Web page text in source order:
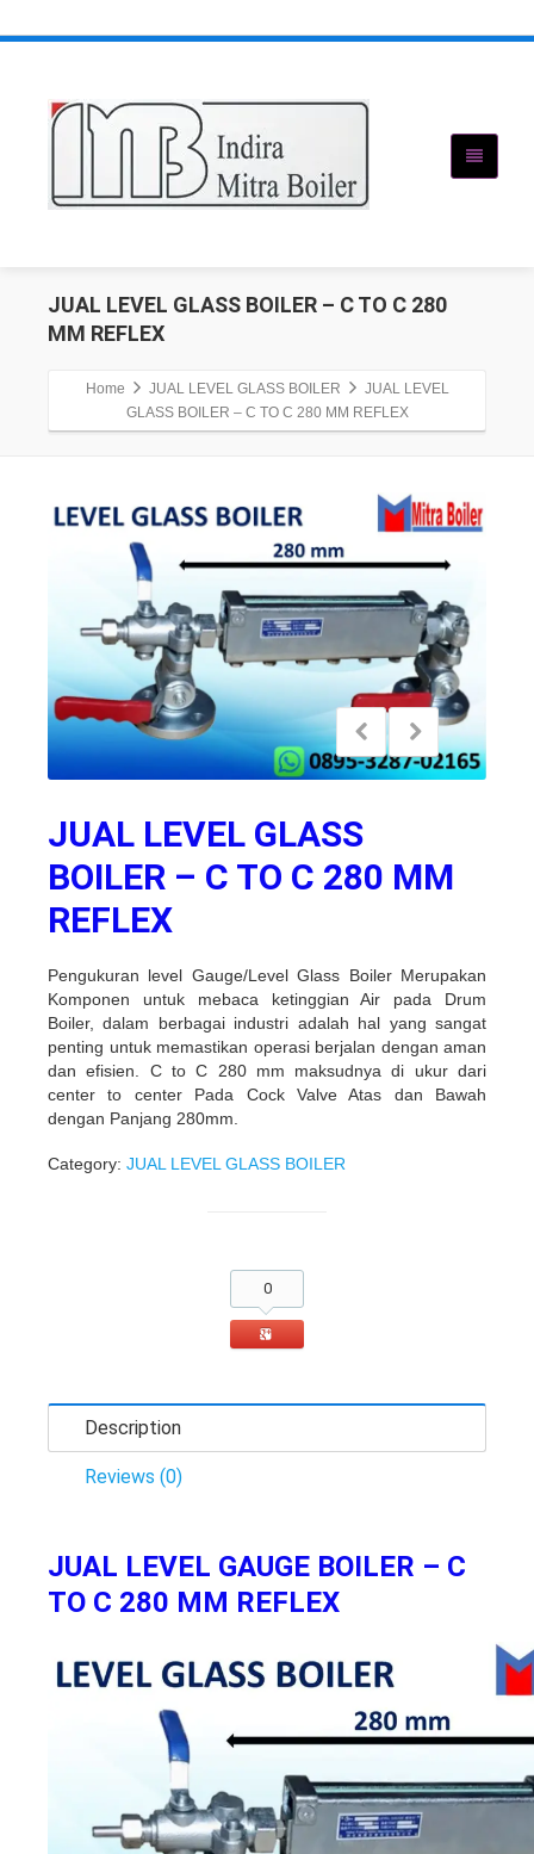
JUAL LEVEL GLASS BOILER – C TO C 280
MM REFLEX
Home JUAL LEVEL GLASS BOILER
JUAL LEVEL
GLASS BOILER – C TO C 280 MM REFLEX
JUAL LEVEL GLASS
BOILER – C TO C 280 MM
REFLEX
Pengukuran level Gauge/Level Glass Boiler Merupakan
Komponen untuk mebaca ketinggian Air pada Drum
Boiler, dalam berbagai industri adalah hal yang sangat
penting untuk memastikan operasi berjalan dengan aman
dan efisien. C to C 280 mm maksudnya di ukur dari
center to center Pada Cock Valve Atas dan Bawah
dengan Panjang 280mm.
Category: JUAL LEVEL GLASS BOILER
0
Description
Reviews (0)
JUAL LEVEL GAUGE BOILER – C
TO C 280 MM REFLEX